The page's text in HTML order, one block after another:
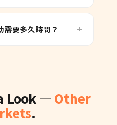
需要多久時間？
Look — Other
.